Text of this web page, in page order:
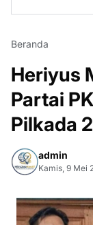
Beranda
Heriyus
Partai
Pilkada
admin
Kamis, 9 Mei